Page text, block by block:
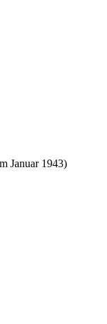
Januar 1943)